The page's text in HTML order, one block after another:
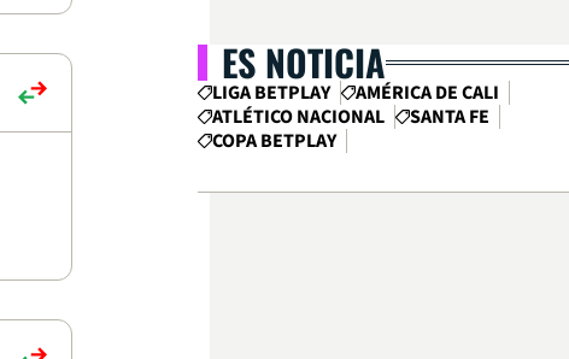
ES NOTICIA
LIGA BETPLAY
AMÉRICA DE CALI
ATLÉTICO NACIONAL
SANTA FE
COPA BETPLAY